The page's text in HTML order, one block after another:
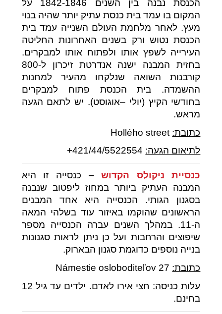
הכנסת נבנה בין השנים 1842-1846 על
המקום בו עמד בית כנסת עתיק יותר שהיה בנוי
מעץ. לאחר מלחמת העולם השנייה עמד בית
הכנסת נטוש ורק בשנים האחרונות החליטה
העירייה לשפץ אותו ולפתוח אותו למבקרים.
בחזית המבנה ישנה אנדרטת זיכרון ל-800
קורבנות השואה שנלקחו מהעיר למחנות
ההשמדה. בית הכנסת פתוח למבקרים
בחודשי הקיץ (יולי –אוגוסט). יש לתאם הגעה
מראש.
כתובת:
לתיאום הגעה:
כנסיית ניקולס הקדוש– כנסייה זו היא
המבנה העתיק ביותר במחוז ליפטוב שנבנה
בסגנון הגותי. הכנסייה היא אחד המבנים
הראשונים שהוקמו באיזור עוד בשלהי המאה
ה-11. במהלך השנים עברה הכנסייה מספר
שיפוצים והרחבות ועל כן ניתן לראות סגנונות
בנייה נוספים כדוגמת סגנון הבארוק.
כתובת:
עלות כניסה:
חצי אירו לאדם. ילדים עד גיל 12
בחינם.